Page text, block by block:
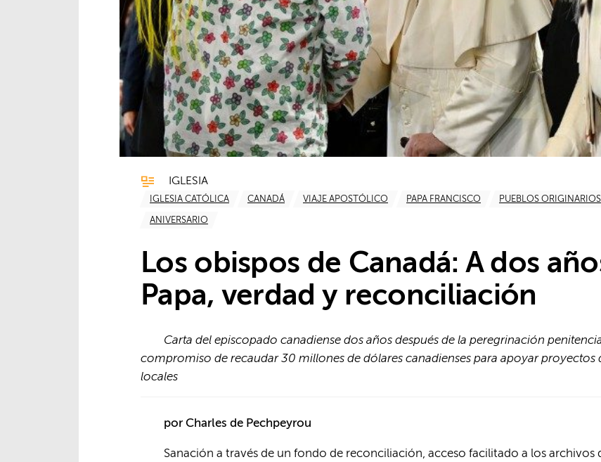
IGLESIA
IGLESIA CATÓLICA CANADÁ VIAJE APOSTÓLICO PAPA FRANCISCO PUEBLOS ORIGINARIOS
ANIVERSARIO
Los obispos de Canadá: A dos
Papa, verdad y reconciliación
Carta del episcopado canadiense dos años después de la peregrinación
compromiso de recaudar 30 millones de dólares canadienses para apoyar
locales
por Charles de Pechpeyrou
Sanación a través de un fondo de reconciliación, acceso facilitado a los archivos